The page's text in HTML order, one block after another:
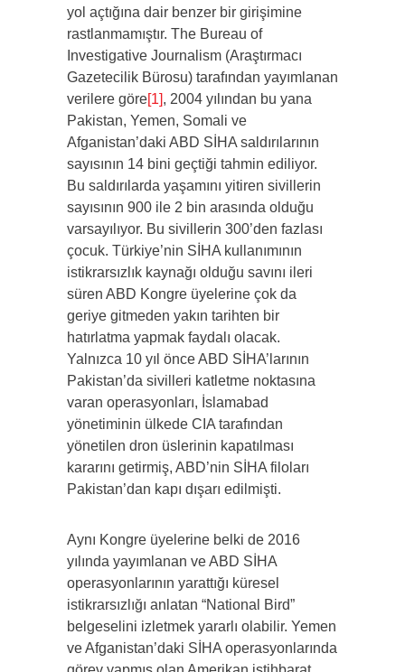
yol açtığına dair benzer bir girişimine
rastlanmamıştır. The Bureau of
Investigative Journalism (Araştırmacı
Gazetecilik Bürosu) tarafından yayımlanan
verilere göre[1], 2004 yılından bu yana
Pakistan, Yemen, Somali ve
Afganistan’daki ABD SİHA saldırılarının
sayısının 14 bini geçtiği tahmin ediliyor.
Bu saldırılarda yaşamını yitiren sivillerin
sayısının 900 ile 2 bin arasında olduğu
varsayılıyor. Bu sivillerin 300’den fazlası
çocuk. Türkiye’nin SİHA kullanımının
istikrarsızlık kaynağı olduğu savını ileri
süren ABD Kongre üyelerine çok da
geriye gitmeden yakın tarihten bir
hatırlatma yapmak faydalı olacak.
Yalnızca 10 yıl önce ABD SİHA’larının
Pakistan’da sivilleri katletme noktasına
varan operasyonları, İslamabad
yönetiminin ülkede CIA tarafından
yönetilen dron üslerinin kapatılması
kararını getirmiş, ABD’nin SİHA filoları
Pakistan’dan kapı dışarı edilmişti.
Aynı Kongre üyelerine belki de 2016
yılında yayımlanan ve ABD SİHA
operasyonlarının yarattığı küresel
istikrarsızlığı anlatan “National Bird”
belgeselini izletmek yararlı olabilir. Yemen
ve Afganistan’daki SİHA operasyonlarında